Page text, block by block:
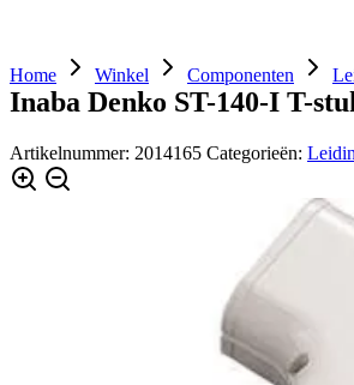
Home Winkel Componenten
Inaba Denko ST-140-I T-
Artikelnummer: 2014165 Categorieën: